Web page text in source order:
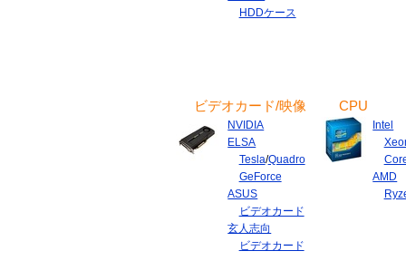
HDDケース
ビデオカード/映像
NVIDIA
ELSA
Tesla/Quadro
GeForce
ASUS
ビデオカード
玄人志向
ビデオカード
CPU
Intel
AMD